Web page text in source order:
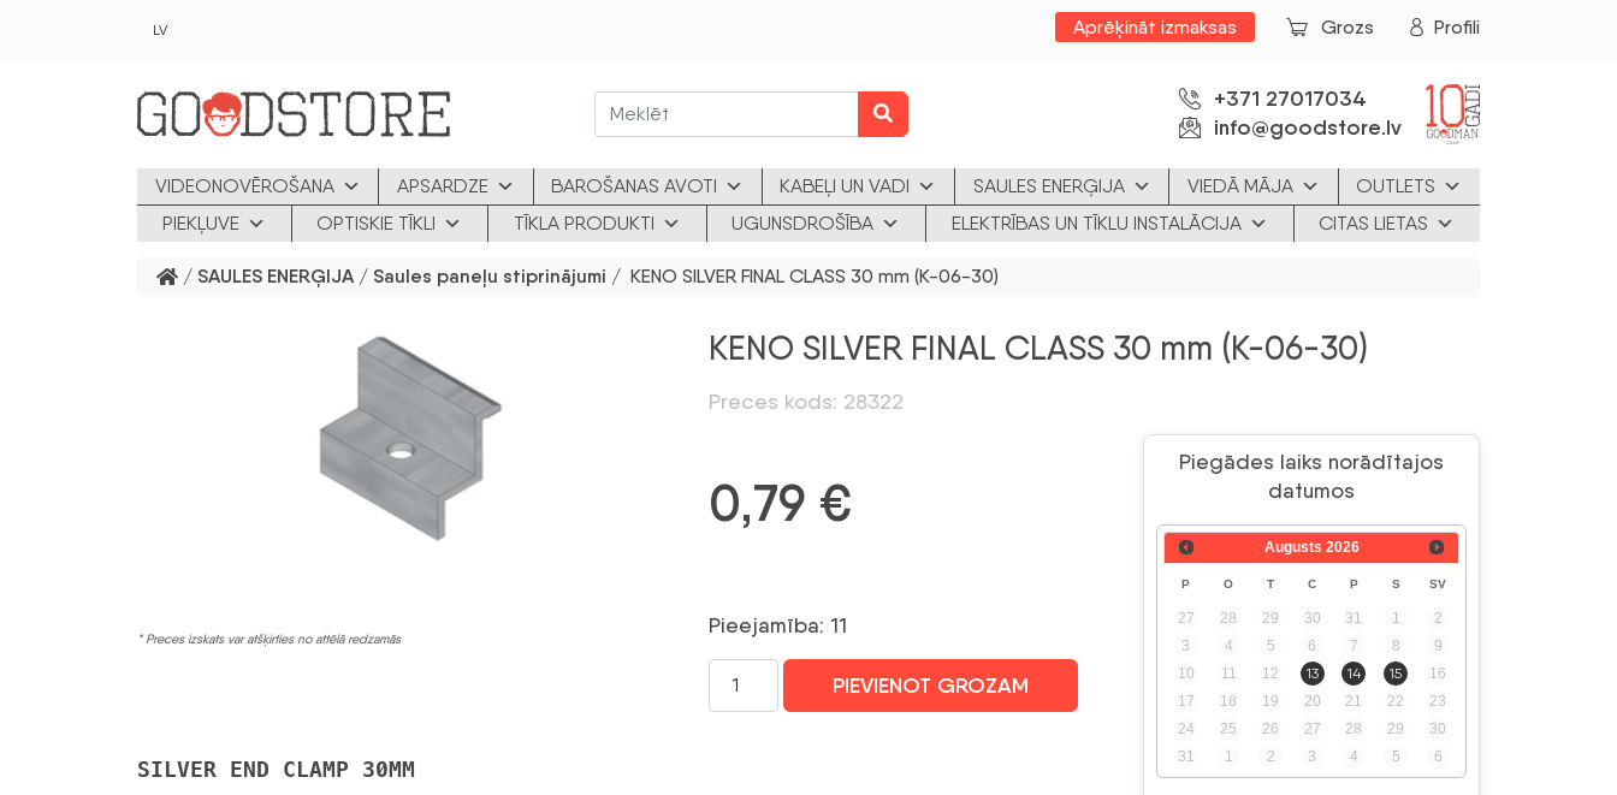
LV Aprēķināt izmaksas Grozs Profili
+371 27017034
info@goodstore.lv
VIDEONOVĒROŠANA APSARDZE BAROŠANAS AVOTI KABEĻI UN VADI SAULES ENERĢIJA VIEDĀ MĀJA
OUTLETS
PIEKĻUVE
OPTISKIE TĪKLI TĪKLA PRODUKTI UGUNSDROŠĪBA ELEKTRĪBAS UN TĪKLU INSTALĀCIJA CITAS LIETAS
/ SAULES ENERĢIJA / Saules paneļu stiprinājumi / KENO SILVER FINAL CLASS 30 mm (K-06-30)
* Preces izskats var atšķirties no attēlā redzamās
KENO SILVER FINAL CLASS 30 mm (K-06-30)
Preces kods: 28322
Piegādes laiks norādītajos
datumos
Augusts 2026
P O T C P S SV
27 28 29 30 31 1
2
3
4 5 6 7 8
9
10
11 12 13 14 15
16
17
18 19 20 21 22
23
24
25 26 27 28 29
30
31
1 2 3 4 5 6
0,79 €
Pieejamība: 11
PIEVIENOT GROZAM
SILVER END CLAMP 30MM